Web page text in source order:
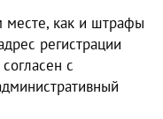
как и штрафы
регистрации
с